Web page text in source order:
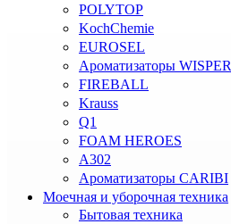
POLYTOP
KochChemie
EUROSEL
Ароматизаторы WISPER
FIREBALL
Krauss
Q1
FOAM HEROES
A302
Ароматизаторы CARIBI
Моечная и уборочная техника
Бытовая техника